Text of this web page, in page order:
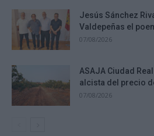
Jesús Sánchez
Valdepeñas el
07/08/2026
ASAJA Ciudad
alcista del precio
07/08/2026